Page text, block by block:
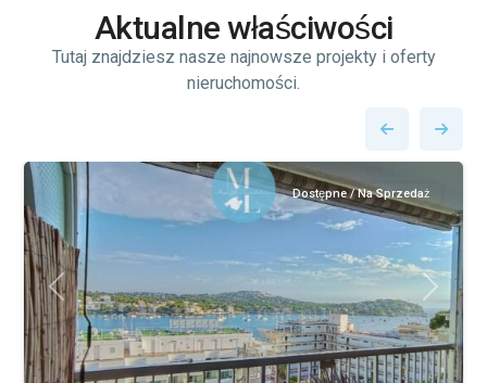
Aktualne właściwości
Tutaj znajdziesz nasze najnowsze projekty i oferty
nieruchomości.
Poprzedni
Dostępne / Na Sprzedaż